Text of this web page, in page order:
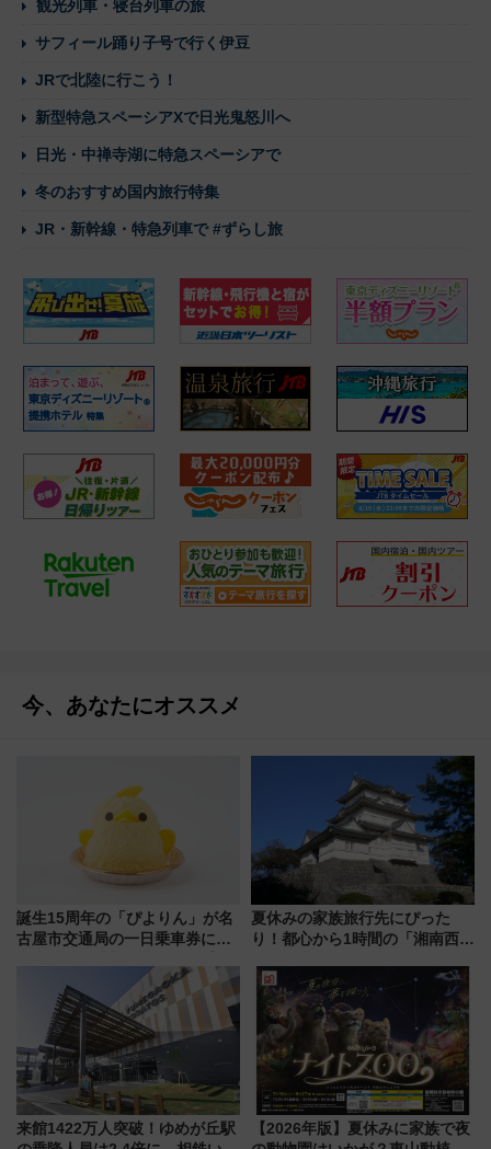
観光列車・寝台列車の旅
サフィール踊り子号で行く伊豆
JRで北陸に行こう！
新型特急スペーシアXで日光鬼怒川へ
日光・中禅寺湖に特急スペーシアで
冬のおすすめ国内旅行特集
JR・新幹線・特急列車で #ずらし旅
今、あなたにオススメ
誕生15周年の「ぴよりん」が名
古屋市交通局の一日乗車券に！
夏休みの家族旅行先にぴった
り！都心から1時間の「湘南西エ
島とは異なる魅力を持つ今夏の
注目スポット
来館1422万人突破！ゆめが丘駅
【2026年版】夏休みに家族で夜